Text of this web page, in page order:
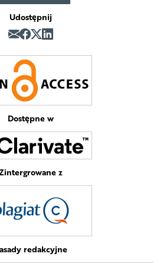
Udostępnij
Dostępne w
z
redakcyjne